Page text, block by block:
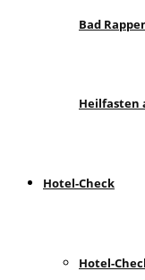
Bad
Heilfasten
Hotel-Check
Hotel-